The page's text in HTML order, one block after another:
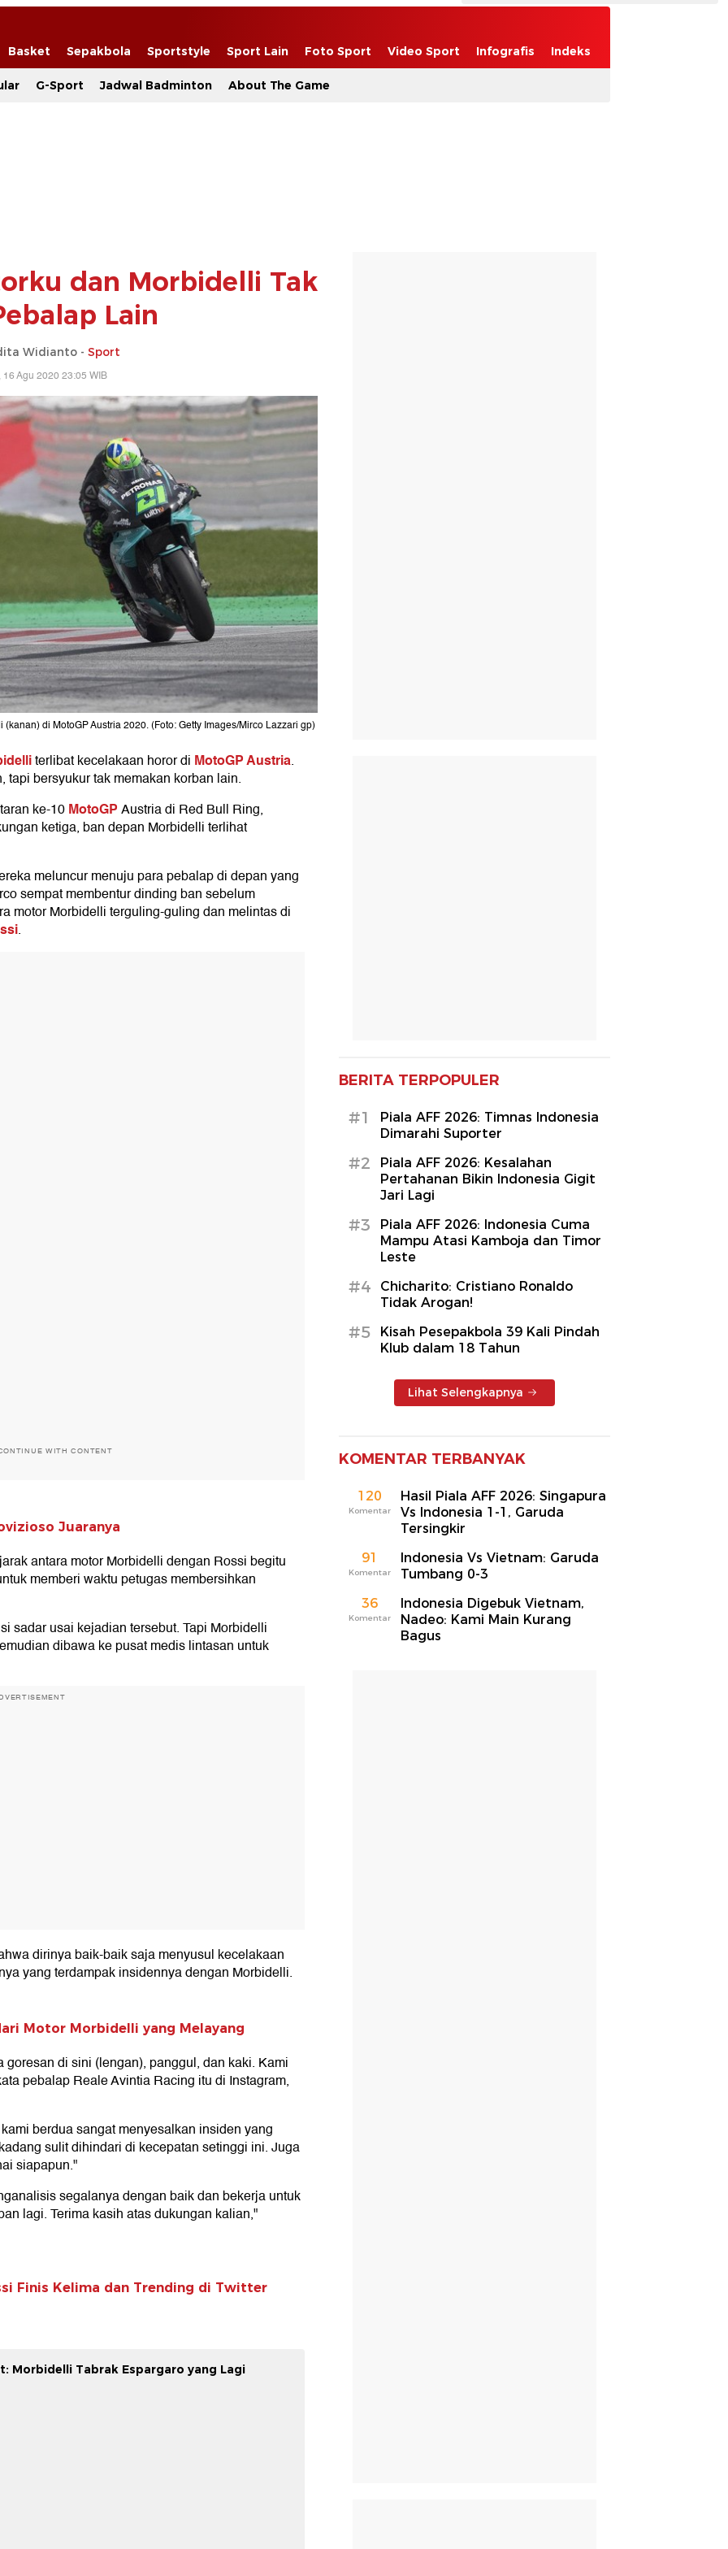
Basket Sepakbola Sportstyle Sport Lain Foto Sport Video Sport Infografis Indeks
G-Sport Jadwal Badminton About The Game
dan Morbidelli Tak
Lain
Widianto - Sport
16 Agu 2020 23:05 WIB
di MotoGP Austria 2020. (Foto: Getty Images/Mirco Lazzari gp)
terlibat kecelakaan horor di MotoGP Austria.
bersyukur tak memakan korban lain.
ke-10MotoGPAustria di Red Bull Ring,
ketiga, ban depan Morbidelli terlihat
meluncur menuju para pebalap di depan yang
sempat membentur dinding ban sebelum
motor Morbidelli terguling-guling dan melintas di
.
WITH CONTENT
Juaranya
antara motor Morbidelli dengan Rossi begitu
memberi waktu petugas membersihkan
sadar usai kejadian tersebut. Tapi Morbidelli
dibawa ke pusat medis lintasan untuk
dirinya baik-baik saja menyusul kecelakaan
yang terdampak insidennya dengan Morbidelli.
Motor Morbidelli yang Melayang
di sini (lengan), panggul, dan kaki. Kami
pebalap Reale Avintia Racing itu di Instagram,
berdua sangat menyesalkan insiden yang
sulit dihindari di kecepatan setinggi ini. Juga
siapapun."
segalanya dengan baik dan bekerja untuk
lagi. Terima kasih atas dukungan kalian,"
Finis Kelima dan Trending di Twitter
Morbidelli Tabrak Espargaro yang Lagi
BERITA TERPOPULER
#1
Piala AFF 2026: Timnas Indonesia
Dimarahi Suporter
#2
Piala AFF 2026: Kesalahan
Pertahanan Bikin Indonesia Gigit
Jari Lagi
#3
Piala AFF 2026: Indonesia Cuma
Mampu Atasi Kamboja dan Timor
Leste
#4
Chicharito: Cristiano Ronaldo
Tidak Arogan!
#5
Kisah Pesepakbola 39 Kali Pindah
Klub dalam 18 Tahun
Lihat Selengkapnya
KOMENTAR TERBANYAK
120
Komentar
Hasil Piala AFF 2026: Singapura
Vs Indonesia 1-1, Garuda
Tersingkir
91
Komentar
Indonesia Vs Vietnam: Garuda
Tumbang 0-3
36
Komentar
Indonesia Digebuk Vietnam,
Nadeo: Kami Main Kurang
Bagus